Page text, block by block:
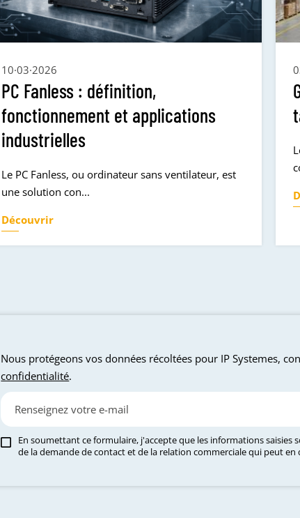
10·03·2026
PC Fanless : définition,
fonctionnement et applications
industrielles
Le PC Fanless, ou ordinateur sans ventilateur, est
une solution con...
Découvrir
Nous protégeons vos données récoltées pour IP Systemes,
confidentialité.
En soumettant ce formulaire, j'accepte que les informations saisies
de la demande de contact et de la relation commerciale qui peut en